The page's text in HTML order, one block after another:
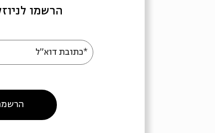
שלוק בטון
עברית לא היתה השפה
בבית שלי. ההורים שלי
עברית רק כשגדלתי
מערכת החינוך
עד היום אני עושה
הרשמו
*כתובת דוא"ל